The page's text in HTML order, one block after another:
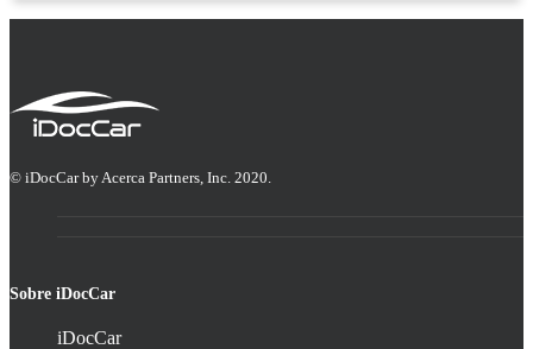
© iDocCar by Acerca Partners, Inc. 2020.
Sobre iDocCar
iDocCar